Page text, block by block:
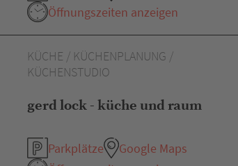
Öffnungszeiten anzeigen
KÜCHE / KÜCHENPLANUNG /
KÜCHENSTUDIO
gerd lock - küche und raum
Parkplätze
Google Maps